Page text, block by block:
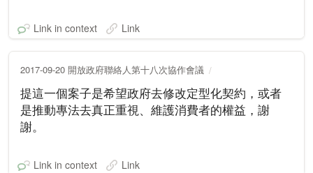
Link in context Link
2017-09-20 開放政府聯絡人第十八次協作會議
提這一個案子是希望政府去修改定型化契約，或者
是推動專法去真正重視、維護消費者的權益，謝
謝。
Link in context Link